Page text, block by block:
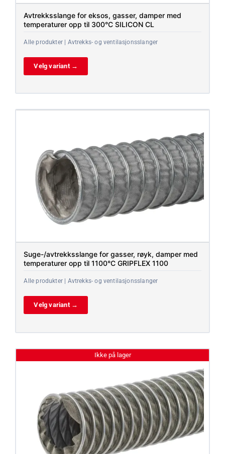
Avtrekksslange for eksos, gasser, damper med
temperaturer opp til 300°C SILICON CL
Alle produkter | Avtrekks- og ventilasjonsslanger
Velg variant →
Suge-/avtrekksslange for gasser, røyk, damper med
temperaturer opp til 1100°C GRIPFLEX 1100
Alle produkter | Avtrekks- og ventilasjonsslanger
Velg variant →
Ikke på lager